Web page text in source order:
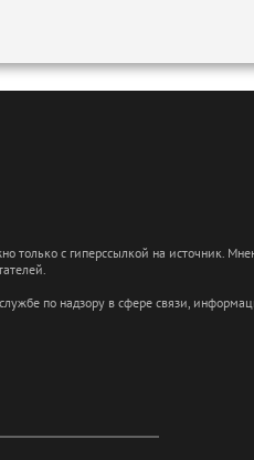
только с гиперссылкой на источник.
по надзору в сфере связи,